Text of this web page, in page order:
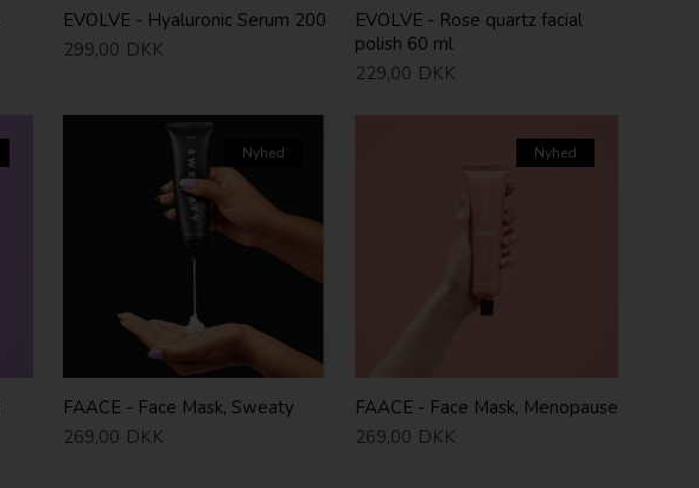
EVOLVE - Hyaluronic Serum 200
299,00 DKK
EVOLVE - Rose quartz facial
polish 60 ml
229,00 DKK
Nyhed
FAACE - Face Mask, Sweaty
269,00 DKK
Nyhed
FAACE - Face Mask, Menopause
269,00 DKK